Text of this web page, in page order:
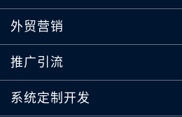
外贸营销
推广引流
系统定制开发